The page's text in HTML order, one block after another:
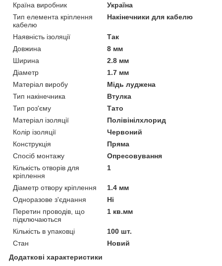
Країна виробник
Україна
Тип елемента кріплення
кабелю
Накінечники для кабелю
Наявність ізоляції
Так
Довжина
8 мм
Ширина
2.8 мм
Діаметр
1.7 мм
Матеріал виробу
Мідь луджена
Тип накінечника
Втулка
Тип роз'єму
Тато
Матеріал ізоляції
Полівінілхлорид
Колір ізоляції
Червоний
Конструкція
Пряма
Спосіб монтажу
Опресовування
Кількість отворів для
кріплення
1
Діаметр отвору кріплення
1.4 мм
Одноразове з'єднання
Ні
Перетин проводів, що
підключаються
1 кв.мм
Кількість в упаковці
100 шт.
Стан
Новий
Додаткові характеристики